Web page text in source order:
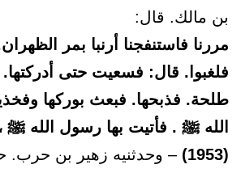
بن مالك. قال:
مررنا فاستنفجنا أرنبا بمر
فلغبوا. قال: فسعيت حتى أدركتها.
طلحة. فذبحها. فبعث بوركها
الله ﷺ . فأتيت بها رسول الله ﷺ
(1953)
– وحدثنيه زهير بن حرب.